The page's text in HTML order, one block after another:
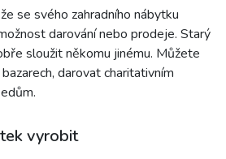
se svého zahradního nábytku
darování nebo prodeje. Starý
sloužit někomu jinému. Můžete
darovat charitativním
vyrobit